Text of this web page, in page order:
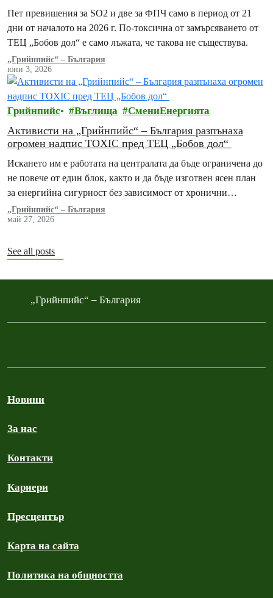
Пет превишения за SO2 и две за ФПЧ само в период от 21
дни от началото на 2026 г. По-токсична от замърсяването от
ТЕЦ „Бобов дол“ е само лъжата, че такова не съществува.
„Грийнпийс“ – България
юни 3, 2026
Грийнпийс Въглища СмениЕнергията
Активисти на „Грийнпийс“ – България разпънаха
огромен надпис TOXIC пред ТЕЦ „Бобов дол“
Искането им е работата на централата да бъде ограничена до
не повече от един блок, както и да бъде изготвен ясен план
за енергийна сигурност без зависимост от хронични
замърсители
„Грийнпийс“ – България
май 27, 2026
See all posts
„Грийнпийс“ – България
Новини
За нас
Контакти
Кариери
Пресцентър
Карта на сайта
Политика на общността